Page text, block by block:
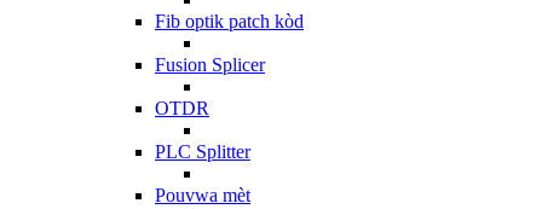
Fib optik patch kòd
Fusion Splicer
OTDR
PLC Splitter
Pouvwa mèt